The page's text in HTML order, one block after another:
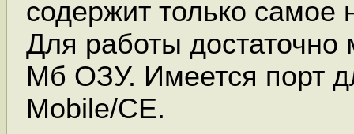
содержит только самое
Для работы
Мб ОЗУ. Имеется порт
Mobile/CE.